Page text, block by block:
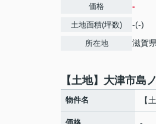
価格 -
土地面積(坪数) -(-)
所在地 滋賀県
【土地】大津市島
物件名 【